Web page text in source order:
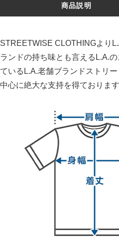
商品説明
STREETWISE CLOTHINGより
ランドの持ち味とも言えるL.A.
ているL.A.老舗ブランドストリ
中心に絶大な支持を得ております